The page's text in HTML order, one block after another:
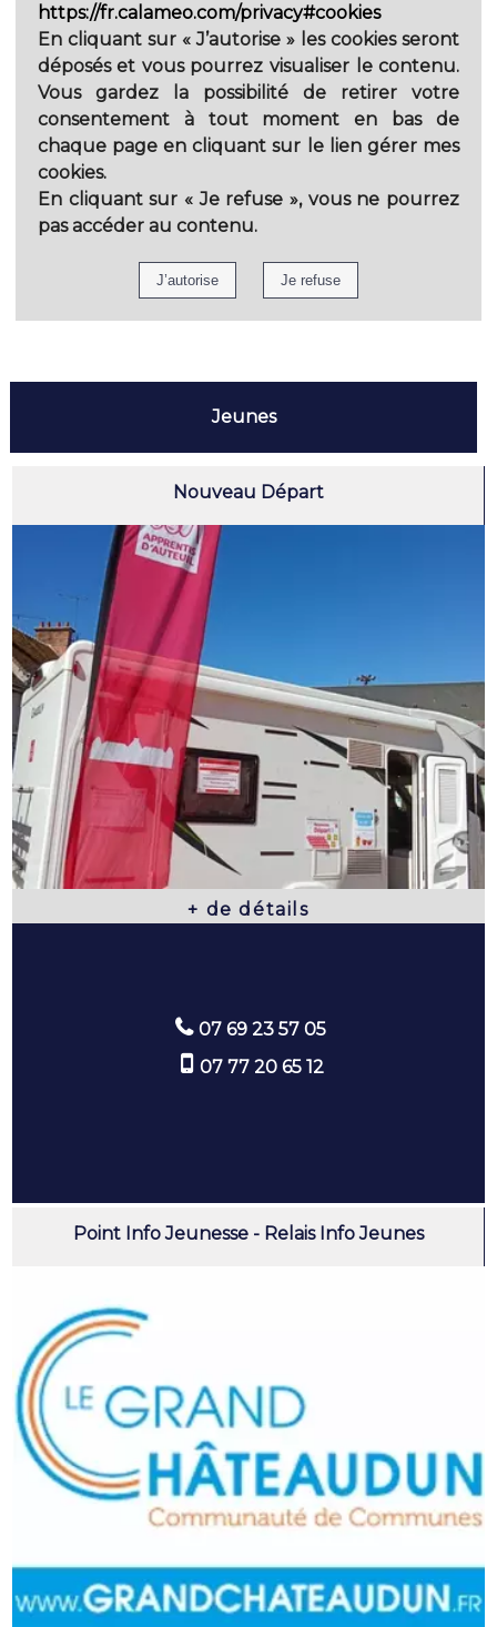
https://fr.calameo.com/privacy#cookies
En cliquant sur « J’autorise » les cookies seront
déposés et vous pourrez visualiser le contenu.
Vous gardez la possibilité de retirer votre
consentement à tout moment en bas de
chaque page en cliquant sur le lien gérer mes
cookies.
En cliquant sur « Je refuse », vous ne pourrez
pas accéder au contenu.
Jeunes
Nouveau Départ
07 69 23 57 05
07 77 20 65 12
Point Info Jeunesse - Relais Info Jeunes